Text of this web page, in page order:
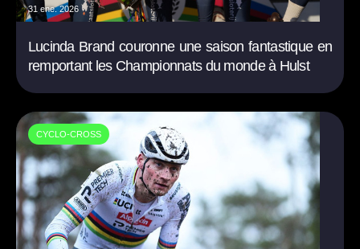
31 ene. 2026
Lucinda Brand couronne une saison fantastique en
remportant les Championnats du monde à Hulst
CYCLO-CROSS